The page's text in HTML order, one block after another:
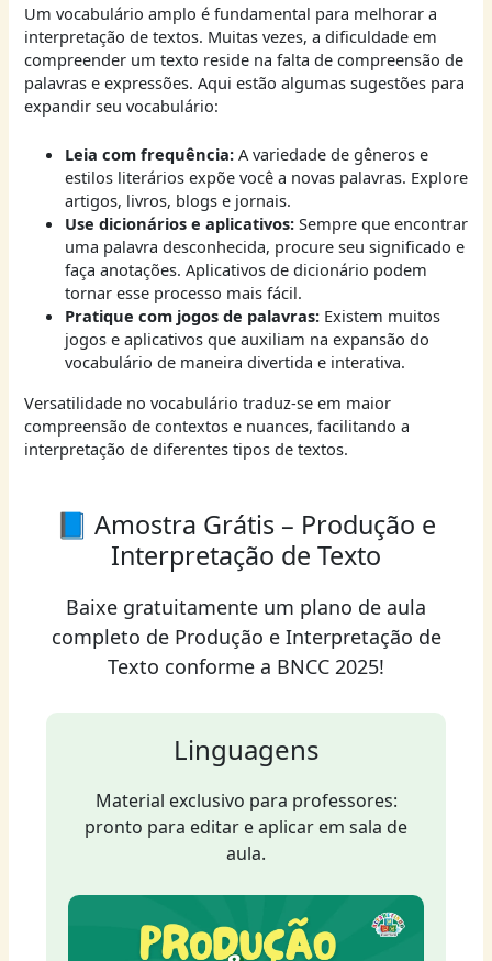
Um vocabulário amplo é fundamental para melhorar a
interpretação de textos. Muitas vezes, a dificuldade em
compreender um texto reside na falta de compreensão de
palavras e expressões. Aqui estão algumas sugestões para
expandir seu vocabulário:
Leia com frequência:A variedade de gêneros e
estilos literários expõe você a novas palavras. Explore
artigos, livros, blogs e jornais.
Use dicionários e aplicativos:Sempre que encontrar
uma palavra desconhecida, procure seu significado e
faça anotações. Aplicativos de dicionário podem
tornar esse processo mais fácil.
Pratique com jogos de palavras:Existem muitos
jogos e aplicativos que auxiliam na expansão do
vocabulário de maneira divertida e interativa.
Versatilidade no vocabulário traduz-se em maior
compreensão de contextos e nuances, facilitando a
interpretação de diferentes tipos de textos.
📘 Amostra Grátis – Produção e
Interpretação de Texto
Baixe gratuitamente um plano de aula
completo de Produção e Interpretação de
Texto conforme a BNCC 2025!
Linguagens
Material exclusivo para professores:
pronto para editar e aplicar em sala de
aula.